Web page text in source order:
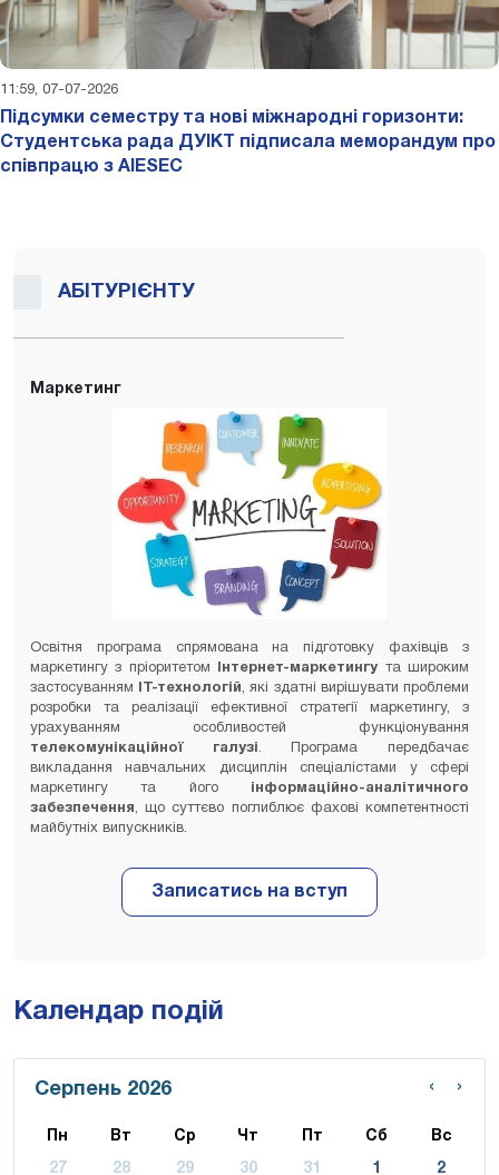
11:59, 07-07-2026
Підсумки семестру та нові міжнародні горизонти:
Студентська рада ДУІКТ підписала меморандум про
співпрацю з AIESEC
АБІТУРІЄНТУ
Маркетинг
Освітня програма спрямована на підготовку фахівців з
маркетингу з пріоритетом
Інтернет-маркетингу та широким
застосуванням
ІТ-технологій, які здатні вирішувати проблеми
розробки та реалізації ефективної стратегії маркетингу, з
урахуванням особливостей функціонування
телекомунікаційної галузі. Програма передбачає
викладання навчальних дисциплін спеціалістами у сфері
маркетингу та його інформаційно-аналітичного
забезпечення, що суттєво поглиблює фахові компетентності
майбутніх випускників.
Календар подій
›
‹
Серпень 2026
Пн Вт Ср Чт Пт Сб Вс
27 28 29 30 31 1 2